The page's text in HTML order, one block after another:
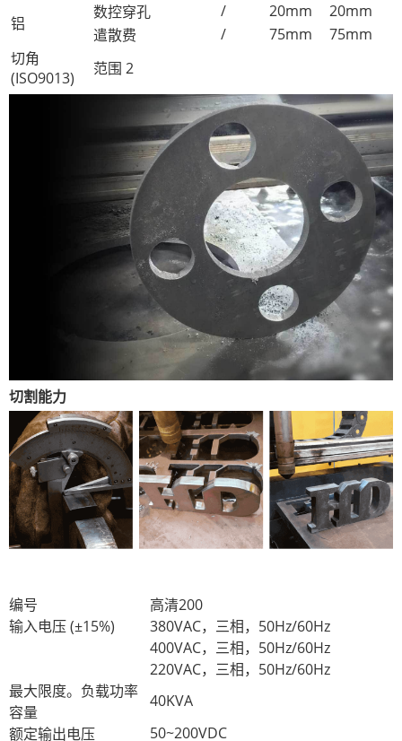
铝
数控穿孔 / 20mm
20mm
遣散费
/ 75mm
75mm
切角
(ISO9013)
范围 2
切割能力
编号
高清200
输入电压 (±15%)
380VAC，三相，50Hz/60Hz
400VAC，三相，50Hz/60Hz
220VAC，三相，50Hz/60Hz
最大限度。负载功率
容量
40KVA
额定输出电压
50~200VDC